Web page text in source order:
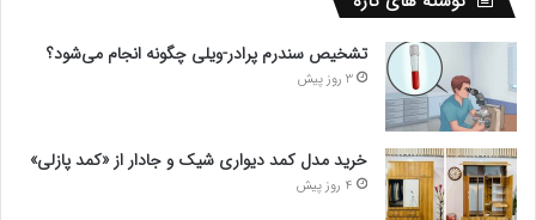
تشخیص سندرم پرادر-ویلی چگونه انجام می‌شود؟
3 روز پیش
خرید مدل کمد دیواری شیک و جادار از «کمد پازلی»
4 روز پیش